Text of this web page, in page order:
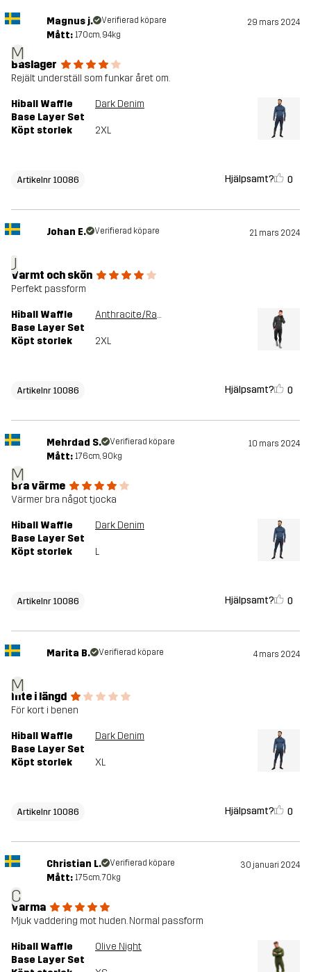
M
Magnus j. Verifierad köpare 29 mars 2024
Mått: 170cm, 94kg
Baslager
Rejält underställ som funkar året om.
Hiball Waffle
Base Layer Set
Dark Denim
Köpt storlek 2XL
Artikelnr 10086 Hjälpsamt? 0
J
Johan E. Verifierad köpare 21 mars 2024
Varmt och skön
Perfekt passform
Hiball Waffle
Base Layer Set
Anthracite/Radiant Yellow
Köpt storlek 2XL
Artikelnr 10086 Hjälpsamt? 0
M
Mehrdad S. Verifierad köpare 10 mars 2024
Mått: 176cm, 90kg
Bra värme
Värmer bra något tjocka
Hiball Waffle
Base Layer Set
Dark Denim
Köpt storlek L
Artikelnr 10086 Hjälpsamt? 0
M
Marita B. Verifierad köpare 4 mars 2024
Inte i längd
För kort i benen
Hiball Waffle
Base Layer Set
Dark Denim
Köpt storlek XL
Artikelnr 10086 Hjälpsamt? 0
C
Christian L. Verifierad köpare 30 januari 2024
Mått: 175cm, 70kg
Varma
Mjuk vaddering mot huden. Normal passform
Hiball Waffle
Base Layer Set
Olive Night